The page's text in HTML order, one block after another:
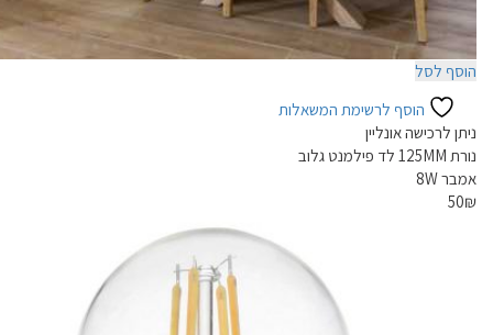
הוסף לסל
הוסף לרשימת המשאלות
ניתן לרכישה אונליין
נורת 125MM לד פילמנט גלוב
אמבר 8W
50₪